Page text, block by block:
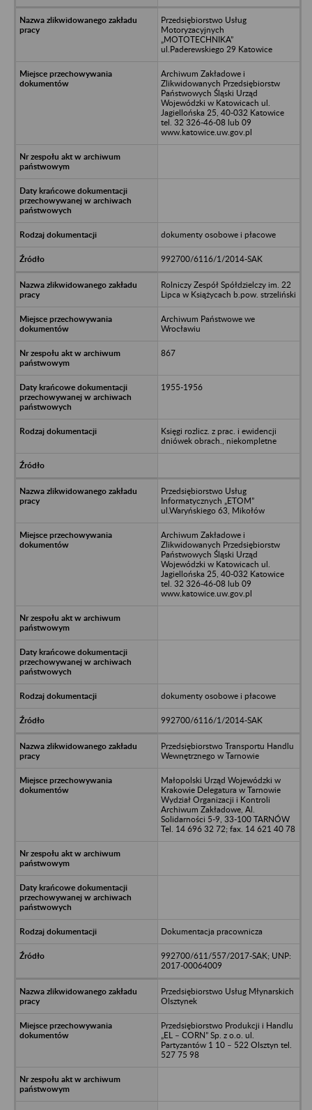
Przedsiębiorstwo Usług
Motoryzacyjnych
„MOTOTECHNIKA”
ul.Paderewskiego 29 Katowice
Archiwum Zakładowe i
Zlikwidowanych Przedsiębiorstw
Państwowych Śląski Urząd
Wojewódzki w Katowicach ul.
Jagiellońska 25, 40-032 Katowice
tel. 32 326-46-08 lub 09
www.katowice.uw.gov.pl
dokumenty osobowe i płacowe
992700/6116/1/2014-SAK
Rolniczy Zespół Spółdzielczy im. 22
Lipca w Książycach b.pow. strzeliński
Archiwum Państwowe we
Wrocławiu
867
1955-1956
Księgi rozlicz. z prac. i ewidencji
dniówek obrach., niekompletne
Przedsiębiorstwo Usług
Informatycznych „ETOM”
ul.Waryńskiego 63, Mikołów
Archiwum Zakładowe i
Zlikwidowanych Przedsiębiorstw
Państwowych Śląski Urząd
Wojewódzki w Katowicach ul.
Jagiellońska 25, 40-032 Katowice
tel. 32 326-46-08 lub 09
www.katowice.uw.gov.pl
dokumenty osobowe i płacowe
992700/6116/1/2014-SAK
Przedsiębiorstwo Transportu Handlu
Wewnętrznego w Tarnowie
Małopolski Urząd Wojewódzki w
Krakowie Delegatura w Tarnowie
Wydział Organizacji i Kontroli
Archiwum Zakładowe, Al.
Solidarności 5-9, 33-100 TARNÓW
Tel. 14 696 32 72; fax. 14 621 40 78
Dokumentacja pracownicza
992700/611/557/2017-SAK; UNP:
2017-00064009
Przedsiębiorstwo Usług Młynarskich
Olsztynek
Przedsiębiorstwo Produkcji i Handlu
„EL – CORN” Sp. z o.o. ul.
Partyzantów 1 10 – 522 Olsztyn tel.
527 75 98